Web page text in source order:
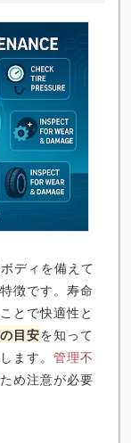
ディを備えて
徴です。寿命
とで快適性と
目安を知って
ます。 管理不
ため注意が必要